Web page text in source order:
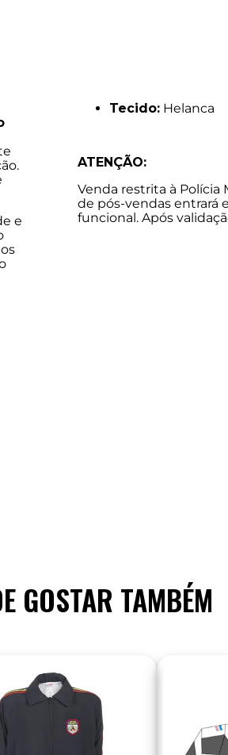
e
Tecido:Helanca
ATENÇÃO:
Venda restrita à Polícia
de pós-vendas entrará
funcional. Após
GOSTAR TAMBÉM